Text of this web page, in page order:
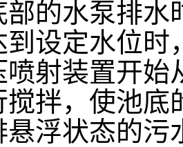
部的水泵排水
设定水位时
射装置开始
搅拌，使池底
悬浮状态的污